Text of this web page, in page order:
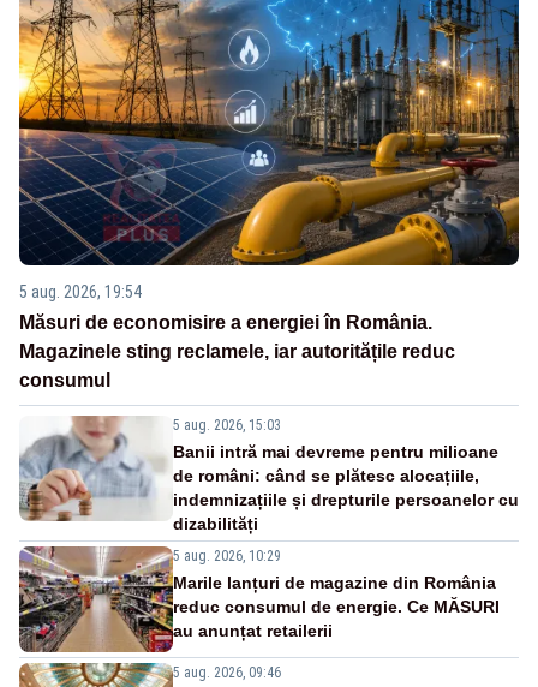
5 aug. 2026, 19:54
Măsuri de economisire a energiei în România.
Magazinele sting reclamele, iar autoritățile reduc
consumul
5 aug. 2026, 15:03
Banii intră mai devreme pentru milioane
de români: când se plătesc alocațiile,
indemnizațiile și drepturile persoanelor cu
dizabilități
5 aug. 2026, 10:29
Marile lanțuri de magazine din România
reduc consumul de energie. Ce MĂSURI
au anunțat retailerii
5 aug. 2026, 09:46